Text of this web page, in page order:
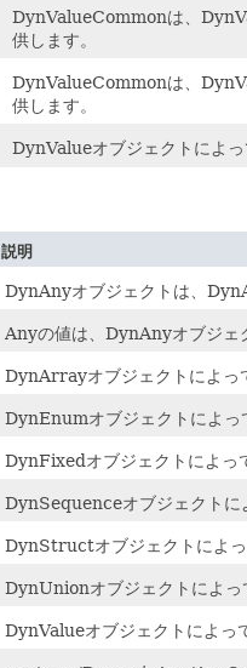
DynValueCommonは、
供します。
DynValueCommonは、
供します。
DynValueオブジェクトによ
説明
DynAnyオブジェクトは、
Anyの値は、DynAnyオブジェ
DynArrayオブジェクトによっ
DynEnumオブジェクトによっ
DynFixedオブジェクトによっ
DynSequenceオブジェクトに
DynStructオブジェクトによ
DynUnionオブジェクトによっ
DynValueオブジェクトによっ